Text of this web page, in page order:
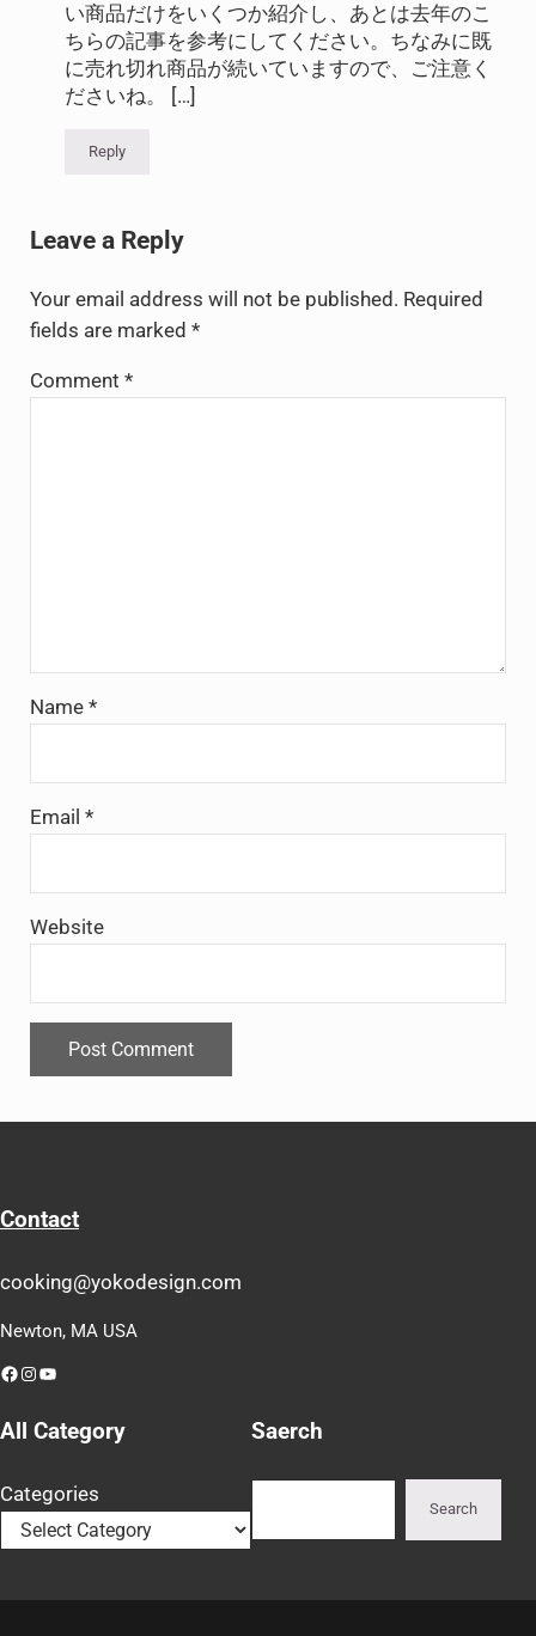
い商品だけをいくつか紹介し、あとは去年のこ
ちらの記事を参考にしてください。ちなみに既
に売れ切れ商品が続いていますので、ご注意く
ださいね。 […]
Reply
Leave a Reply
Your email address will not be published. Required
fields are marked *
Comment *
Name *
Email *
Website
Contact
cooking@yokodesign.com
Newton, MA USA
Facebook
Instagram
YouTube
All Category
Categories
Saerch
Search